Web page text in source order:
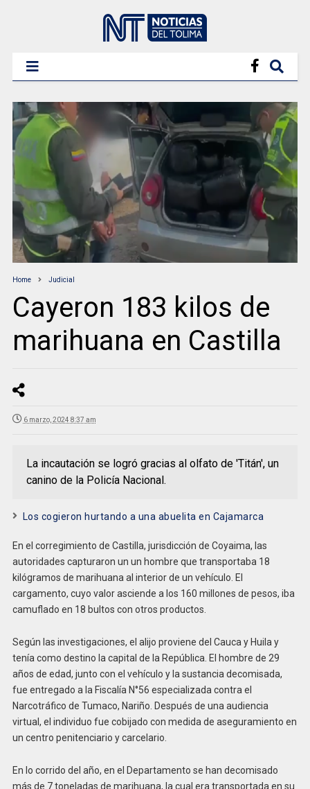
Home Judicial
Cayeron 183 kilos de
marihuana en Castilla
6 marzo, 2024 8:37 am
La incautación se logró gracias al olfato de 'Titán', un
canino de la Policía Nacional.
Los cogieron hurtando a una abuelita en Cajamarca
En el corregimiento de Castilla, jurisdicción de Coyaima, las
autoridades capturaron un un hombre que transportaba 18
kilógramos de marihuana al interior de un vehículo. El
cargamento, cuyo valor asciende a los 160 millones de pesos, iba
camuflado en 18 bultos con otros productos.
Según las investigaciones, el alijo proviene del Cauca y Huila y
tenía como destino la capital de la República. El hombre de 29
años de edad, junto con el vehículo y la sustancia decomisada,
fue entregado a la Fiscalía N°56 especializada contra el
Narcotráfico de Tumaco, Nariño. Después de una audiencia
virtual, el individuo fue cobijado con medida de aseguramiento en
un centro penitenciario y carcelario.
En lo corrido del año, en el Departamento se han decomisado
más de 7 toneladas de marihuana, la cual era transportada en su